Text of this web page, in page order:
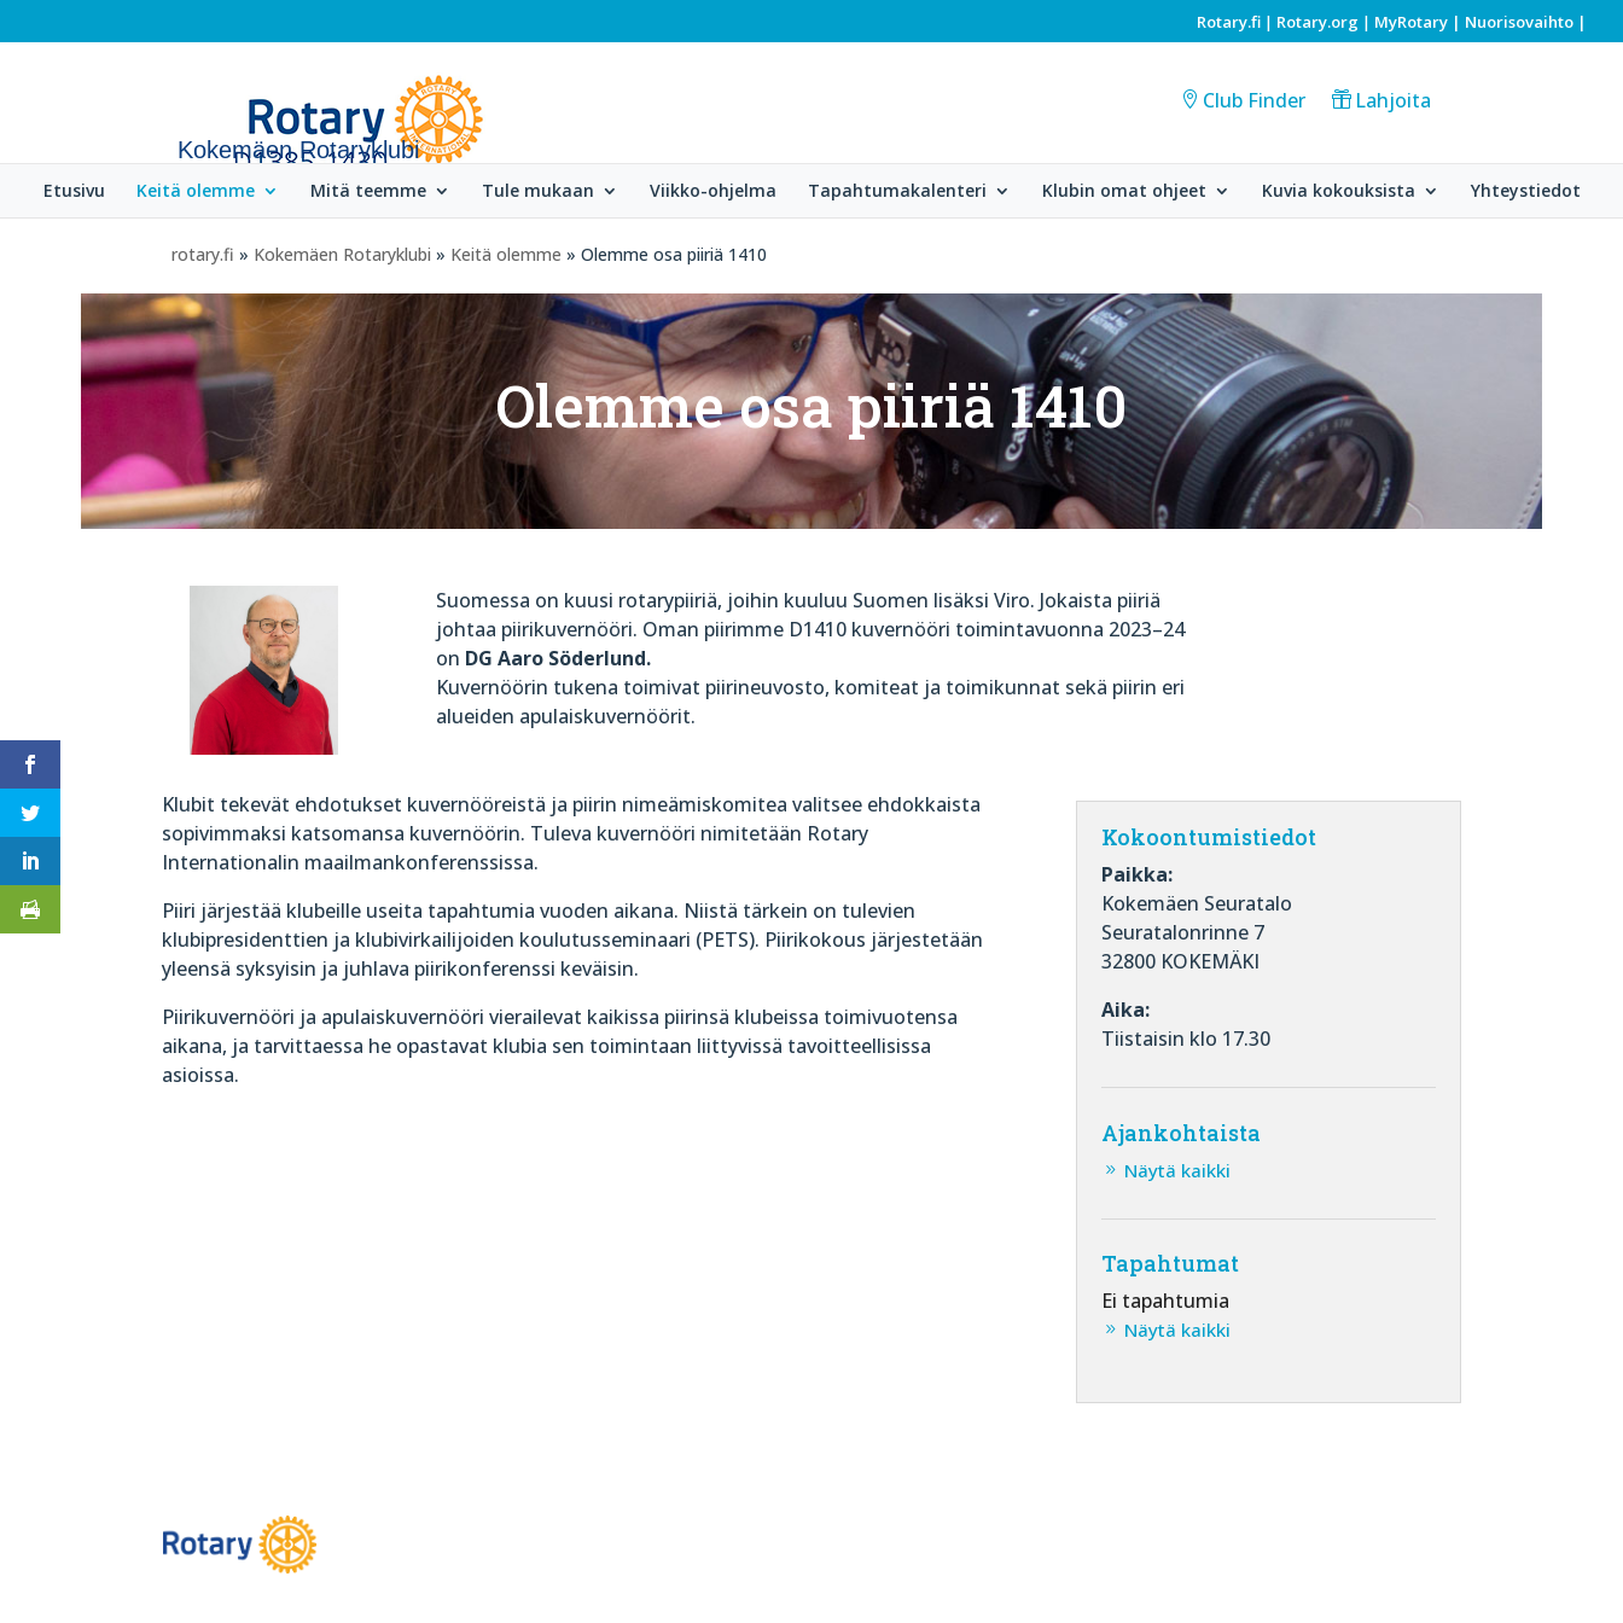
Rotary.fi | Rotary.org | MyRotary | Nuorisovaihto |
Kokemäen Rotaryklubi
Club Finder Lahjoita
Etusivu Keitä olemme Mitä teemme Tule mukaan Viikko-ohjelma Tapahtumakalenteri Klubin omat ohjeet Kuvia kokouksista Yhteystiedot
rotary.fi » Kokemäen Rotaryklubi » Keitä olemme » Olemme osa piiriä 1410
Olemme osa piiriä 1410
Suomessa on kuusi rotarypiiriä, joihin kuuluu Suomen lisäksi Viro. Jokaista piiriä
johtaa piirikuvernööri. Oman piirimme D1410 kuvernööri toimintavuonna 2023–24
on ​ DG ​Aaro Söderlund.
Kuvernöörin tukena toimivat piirineuvosto, komiteat ja toimikunnat sekä piirin eri
alueiden apulaiskuvernöörit.
Klubit tekevät ehdotukset kuvernööreistä ja piirin nimeämiskomitea valitsee ehdokkaista
sopivimmaksi katsomansa kuvernöörin. Tuleva kuvernööri nimitetään Rotary
Internationalin maailmankonferenssissa.
Piiri järjestää klubeille useita tapahtumia vuoden aikana. Niistä tärkein on tulevien
klubipresidenttien ja klubivirkailijoiden koulutusseminaari (PETS). Piirikokous järjestetään
yleensä syksyisin ja juhlava piirikonferenssi keväisin.
Piirikuvernööri ja apulaiskuvernööri vierailevat kaikissa piirinsä klubeissa toimivuotensa
aikana, ja tarvittaessa he opastavat klubia sen toimintaan liittyvissä tavoitteellisissa
asioissa.
Kokoontumistiedot
Paikka:
Kokemäen Seuratalo
Seuratalonrinne 7
32800 KOKEMÄKI
Aika:
Tiistaisin klo 17.30
Ajankohtaista
Näytä kaikki
Tapahtumat
Ei tapahtumia
Näytä kaikki